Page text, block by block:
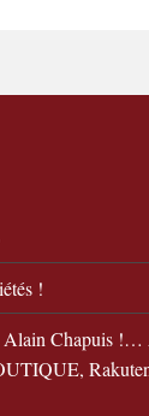
!
Alain Chapuis !…